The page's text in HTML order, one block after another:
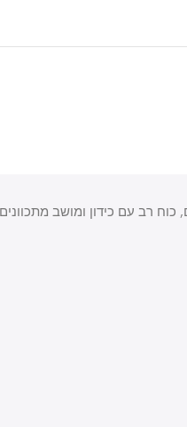
רב עם כידון ומושב מתכוונים,